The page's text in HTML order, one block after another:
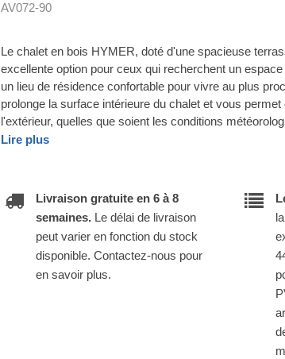
AV072-90
Le chalet en bois HYMER, doté d'une spacieuse
excellente option pour ceux qui recherchent un
un lieu de résidence confortable pour vivre au plus
prolonge la surface intérieure du chalet et vous
l'extérieur, quelles que soient les conditions
Lire plus
Livraison gratuite en 6 à 8
semaines. Le délai de livraison
peut varier en fonction du stock
disponible. Contactez-nous pour
en savoir plus.